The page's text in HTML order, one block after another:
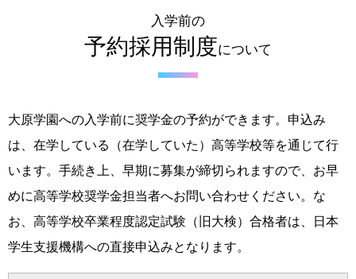
入学前の
予約採用制度について
大原学園への入学前に奨学金の予約ができます。申込み
は、在学している（在学していた）高等学校等を通じて行
います。手続き上、早期に募集が締切られますので、お早
めに高等学校奨学金担当者へお問い合わせください。な
お、高等学校卒業程度認定試験（旧大検）合格者は、日本
学生支援機構への直接申込みとなります。